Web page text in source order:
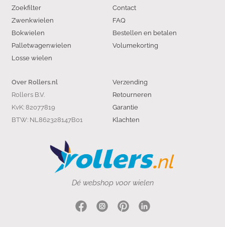
Zoekfilter
Zwenkwielen
Bokwielen
Palletwagenwielen
Losse wielen
Contact
FAQ
Bestellen en betalen
Volumekorting
Verzending
Retourneren
Garantie
Klachten
Over Rollers.nl
Rollers B.V.
KvK: 82077819
BTW: NL862328147B01
Dé webshop voor wielen